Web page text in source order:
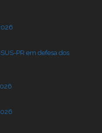
PR em defesa dos